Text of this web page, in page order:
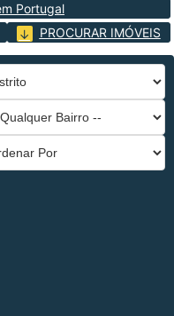
Portugal
PROCURAR IMÓVEIS
de Imóvel --
--
Bairro --
Número --
Por